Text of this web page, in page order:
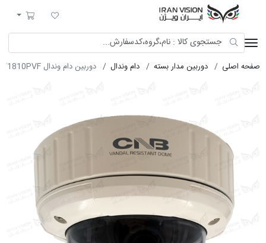
لیست مورد علاقه
سبد خرید
صفحه اصلی دوربین مدار بسته دام وندال دوربین دام وندال ANALOG 470TVL COLOR CNB-V1810PVF مدل CC-3007